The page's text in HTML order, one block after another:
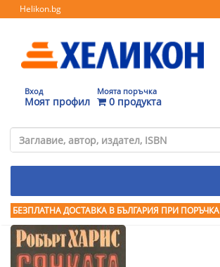
Helikon.bg
Вход
Моят профил
Моята поръчка
0 продукта
БЕЗПЛАТНА ДОСТАВКА В БЪЛГАРИЯ ПРИ ПОРЪЧКА